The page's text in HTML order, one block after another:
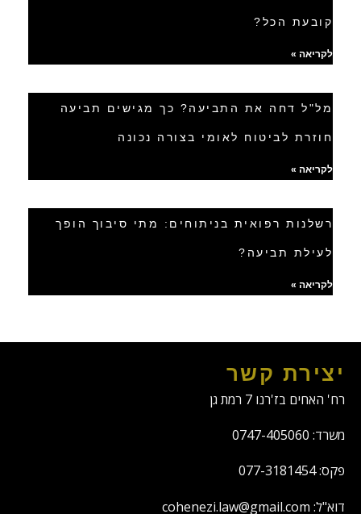
קובעת הכל?
לקריאה »
מל"ל דחה את התביעה? כך מגישים תביעה
חוזרת לביטוח לאומי בצורה נכונה
לקריאה »
רשלנות רפואית בניתוחים: מתי סיבוך הופך
לעילת תביעה?
לקריאה »
יצירת קשר
רח' האחים בז'רנו 7 רמת גן
משרד: 0747-405060
פקס: 077-3181454
דוא"ל: cohenezi.law@gmail.com